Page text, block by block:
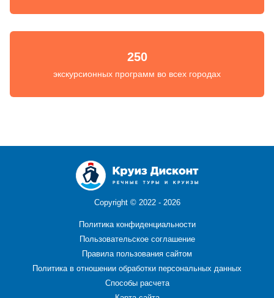
250
экскурсионных программ во всех городах
Copyright © 2022 - 2026
Политика конфиденциальности
Пользовательское соглашение
Правила пользования сайтом
Политика в отношении обработки персональных данных
Способы расчета